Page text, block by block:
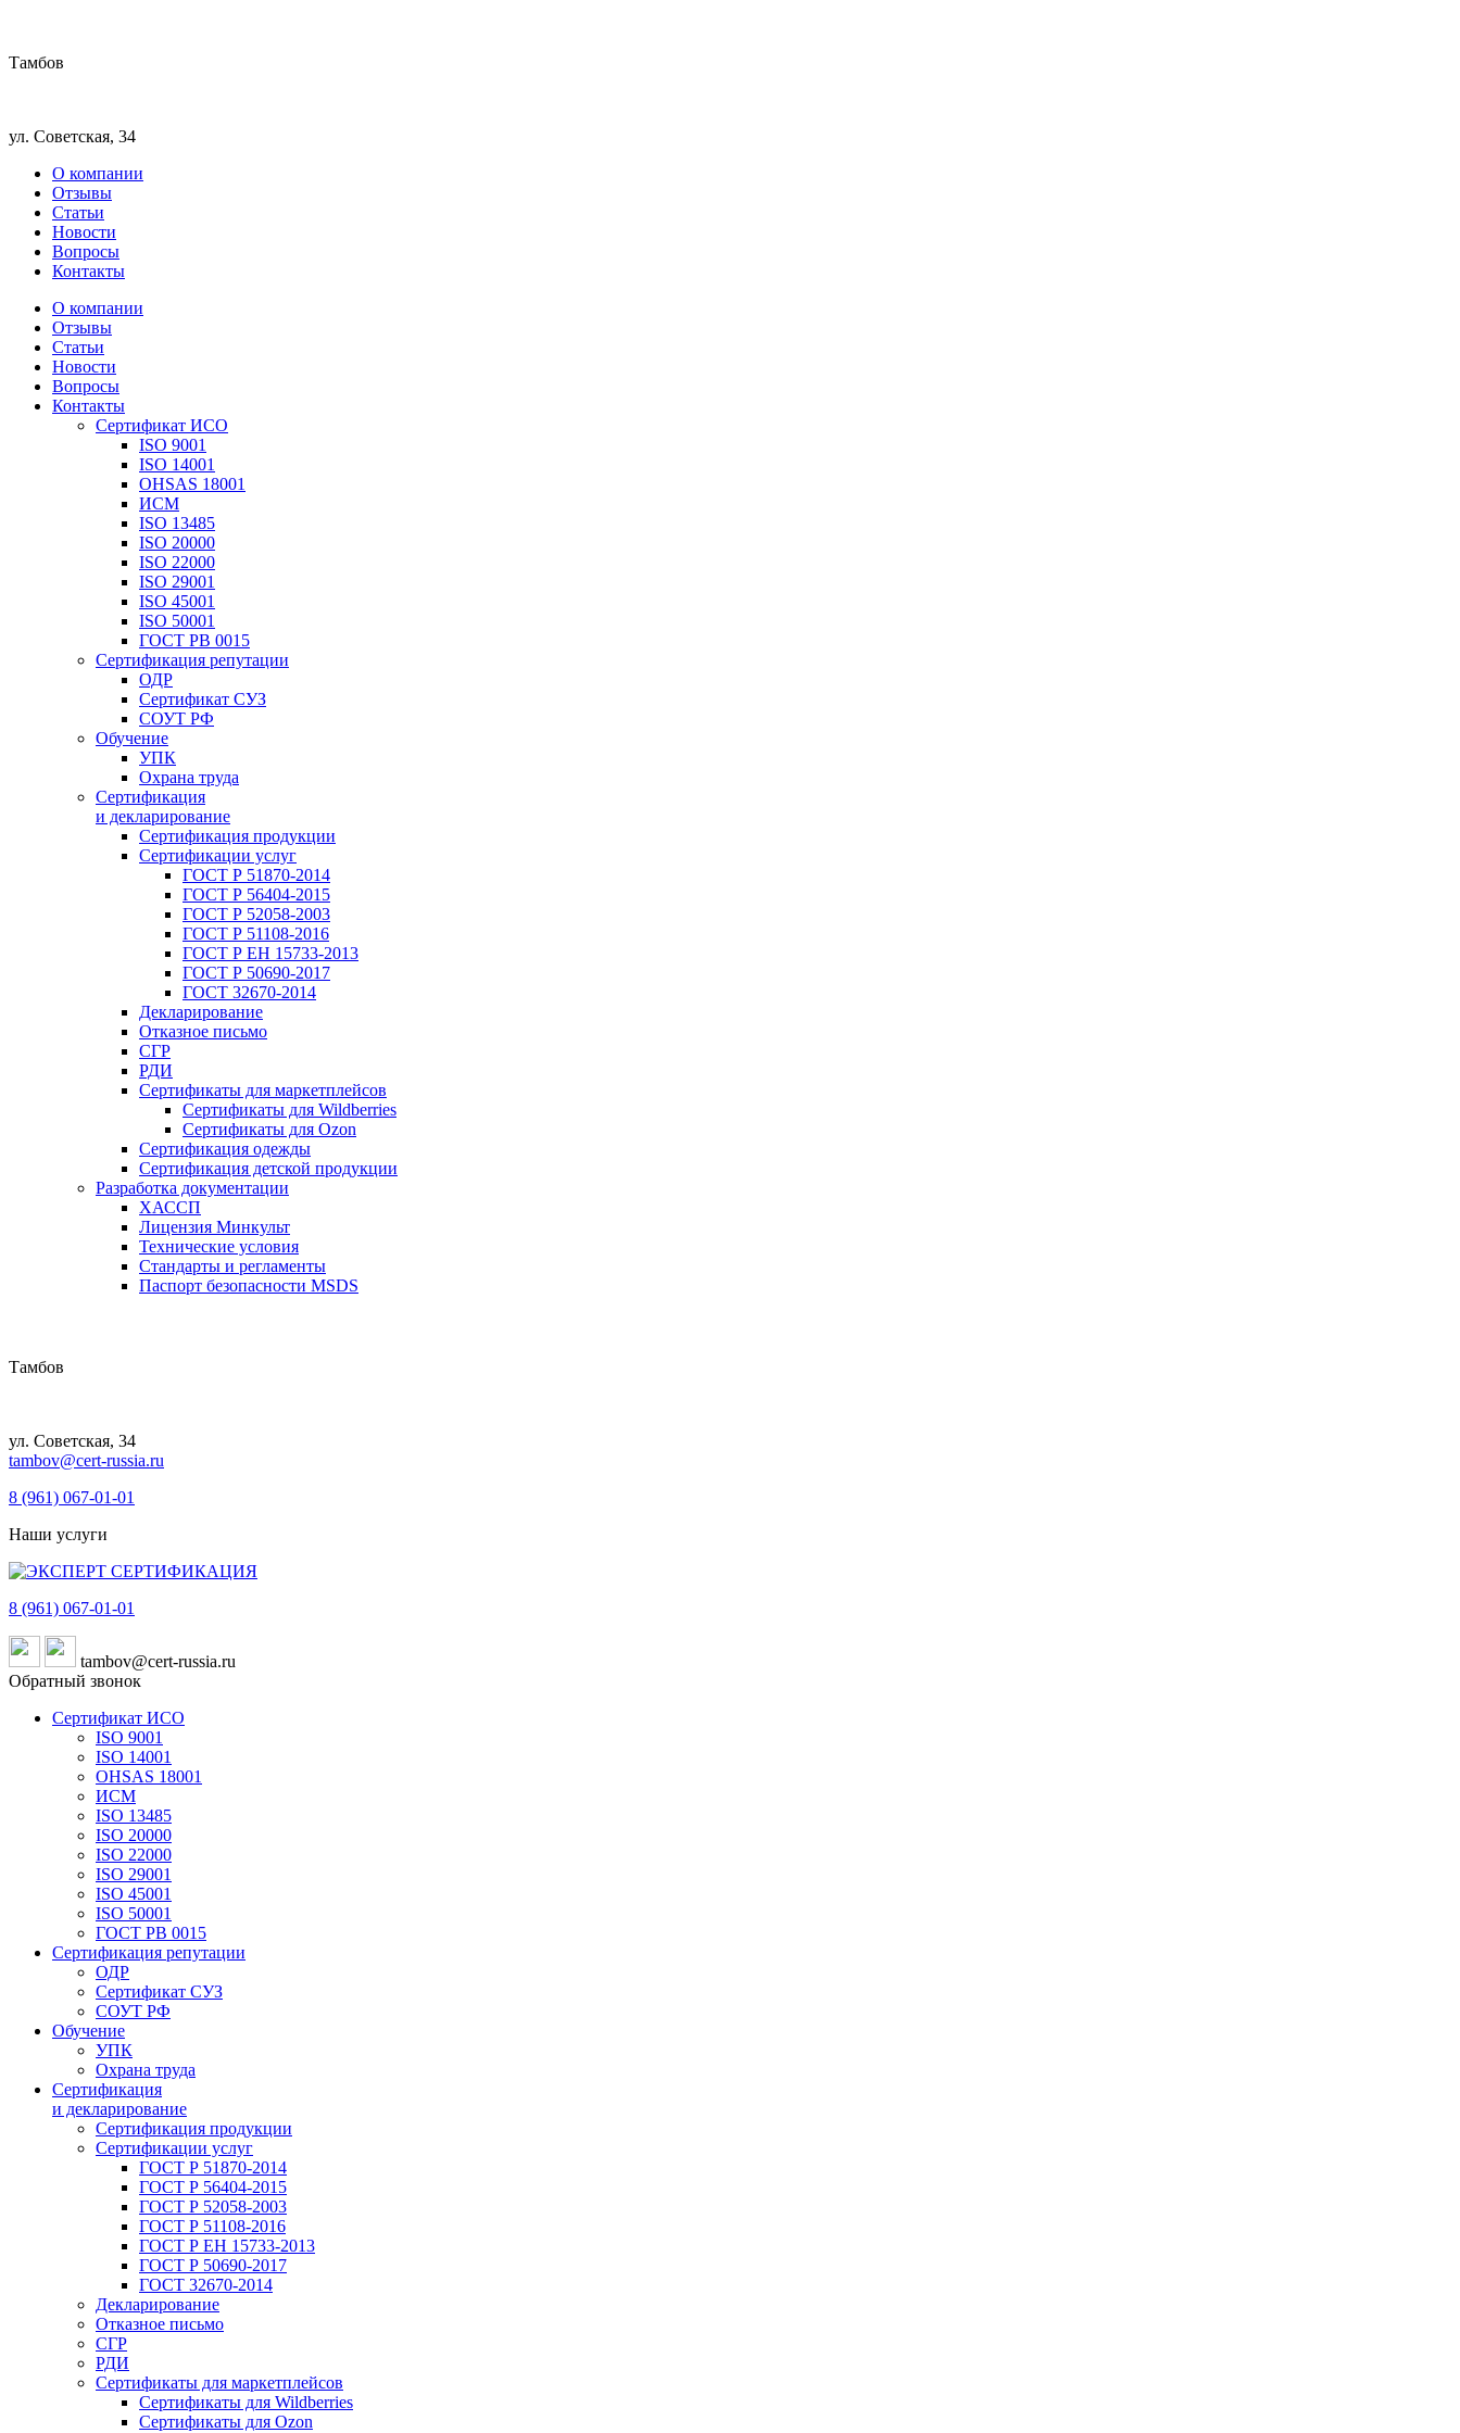
Тамбов
ул. Советская, 34
О компании
Отзывы
Статьи
Новости
Вопросы
Контакты
О компании
Отзывы
Статьи
Новости
Вопросы
Контакты
Сертификат ИСО
ISO 9001
ISO 14001
OHSAS 18001
ИСМ
ISO 13485
ISO 20000
ISO 22000
ISO 29001
ISO 45001
ISO 50001
ГОСТ РВ 0015
Сертификация репутации
ОДР
Сертификат СУЗ
СОУТ РФ
Обучение
УПК
Охрана труда
Сертификация
и декларирование
Сертификация продукции
Сертификации услуг
ГОСТ Р 51870-2014
ГОСТ Р 56404-2015
ГОСТ Р 52058-2003
ГОСТ Р 51108-2016
ГОСТ Р ЕН 15733-2013
ГОСТ Р 50690-2017
ГОСТ 32670-2014
Декларирование
Отказное письмо
СГР
РДИ
Сертификаты для маркетплейсов
Сертификаты для Wildberries
Сертификаты для Ozon
Сертификация одежды
Сертификация детской продукции
Разработка документации
ХАССП
Лицензия Минкульт
Технические условия
Стандарты и регламенты
Паспорт безопасности MSDS
Тамбов
ул. Советская, 34
tambov@cert-russia.ru
8 (961) 067-01-01
Наши услуги
8 (961) 067-01-01
tambov@cert-russia.ru
Обратный звонок
Сертификат ИСО
ISO 9001
ISO 14001
OHSAS 18001
ИСМ
ISO 13485
ISO 20000
ISO 22000
ISO 29001
ISO 45001
ISO 50001
ГОСТ РВ 0015
Сертификация репутации
ОДР
Сертификат СУЗ
СОУТ РФ
Обучение
УПК
Охрана труда
Сертификация
и декларирование
Сертификация продукции
Сертификации услуг
ГОСТ Р 51870-2014
ГОСТ Р 56404-2015
ГОСТ Р 52058-2003
ГОСТ Р 51108-2016
ГОСТ Р ЕН 15733-2013
ГОСТ Р 50690-2017
ГОСТ 32670-2014
Декларирование
Отказное письмо
СГР
РДИ
Сертификаты для маркетплейсов
Сертификаты для Wildberries
Сертификаты для Ozon